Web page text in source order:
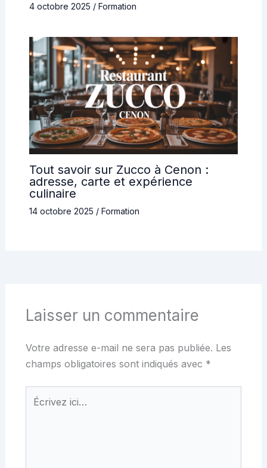
4 octobre 2025 / Formation
Tout savoir sur Zucco à Cenon :
adresse, carte et expérience
culinaire
14 octobre 2025 / Formation
Laisser un commentaire
Votre adresse e-mail ne sera pas publiée. Les
champs obligatoires sont indiqués avec *
Écrivez
ici…